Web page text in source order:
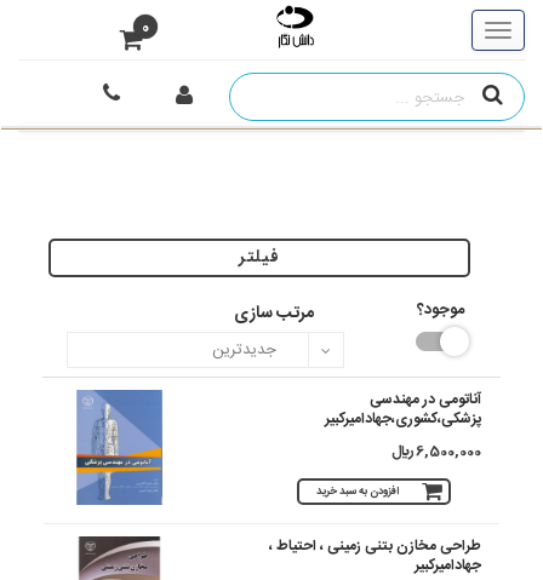
0
فیلتر
موجود؟ مرتب سازی
آناتومی در مهندسی
پزشکی،کشوری،جهادامیرکبیر
6,500,000 ريال
افزودن به سبد خرید
طراحی مخازن بتنی زمینی ، احتیاط ،
جهادامیرکبیر